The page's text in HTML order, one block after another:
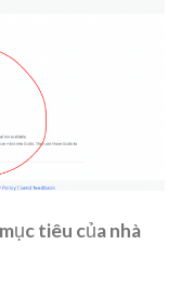
tiêu của nhà